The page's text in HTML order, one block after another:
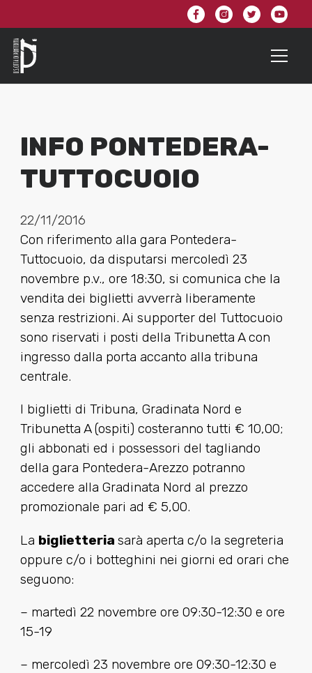
INFO PONTEDERA-
TUTTOCUOIO
22/11/2016
Con riferimento alla gara Pontedera-
Tuttocuoio, da disputarsi mercoledì 23
novembre p.v., ore 18:30, si comunica che la
vendita dei biglietti avverrà liberamente
senza restrizioni. Ai supporter del Tuttocuoio
sono riservati i posti della Tribunetta A con
ingresso dalla porta accanto alla tribuna
centrale.
I biglietti di Tribuna, Gradinata Nord e
Tribunetta A (ospiti) costeranno tutti € 10,00;
gli abbonati ed i possessori del tagliando
della gara Pontedera-Arezzo potranno
accedere alla Gradinata Nord al prezzo
promozionale pari ad € 5,00.
La biglietteria sarà aperta c/o la segreteria
oppure c/o i botteghini nei giorni ed orari che
seguono:
– martedì 22 novembre ore 09:30-12:30 e ore
15-19
– mercoledì 23 novembre ore 09:30-12:30 e